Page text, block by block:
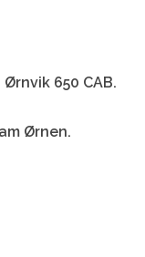
650 CAB.
Ørnen.